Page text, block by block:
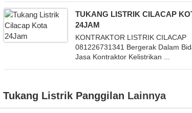
TUKANG LISTRIK CILACAP
24JAM
KONTRAKTOR LISTRIK CILACAP
081226731341 Bergerak Dalam
Jasa Kontraktor Kelistrikan ...
Tukang Listrik Panggilan Lainnya